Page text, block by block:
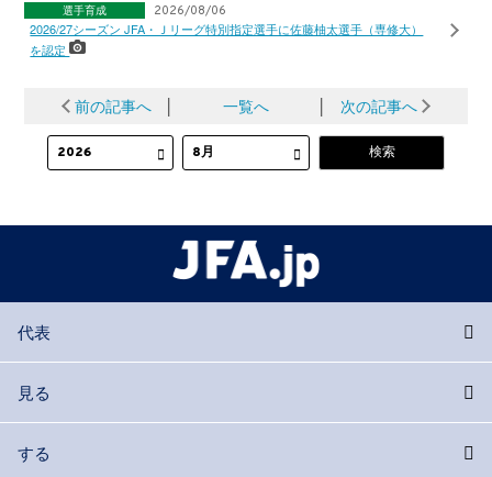
選手育成 2026/08/06
2026/27シーズン JFA・Ｊリーグ特別指定選手に佐藤柚太選手（専修大）
を認定
前の記事へ │ 一覧へ │ 次の記事へ
代表
見る
する